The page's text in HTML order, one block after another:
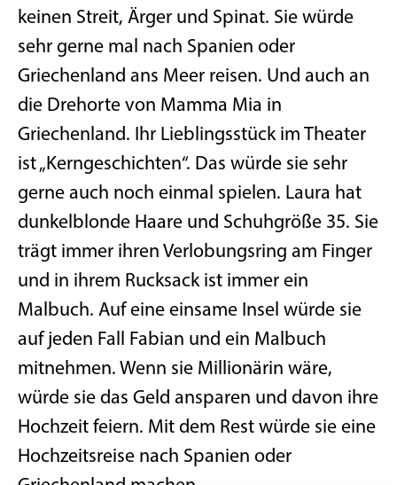
keinen Streit, Ärger und Spinat. Sie würde
sehr gerne mal nach Spanien oder
Griechenland ans Meer reisen. Und auch an
die Drehorte von Mamma Mia in
Griechenland. Ihr Lieblingsstück im Theater
ist „Kerngeschichten“. Das würde sie sehr
gerne auch noch einmal spielen. Laura hat
dunkelblonde Haare und Schuhgröße 35. Sie
trägt immer ihren Verlobungsring am Finger
und in ihrem Rucksack ist immer ein
Malbuch. Auf eine einsame Insel würde sie
auf jeden Fall Fabian und ein Malbuch
mitnehmen. Wenn sie Millionärin wäre,
würde sie das Geld ansparen und davon ihre
Hochzeit feiern. Mit dem Rest würde sie eine
Hochzeitsreise nach Spanien oder